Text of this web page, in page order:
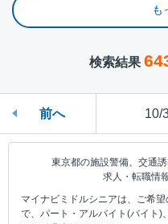
も
検索結果
前へ 10/
東京都の施設警備、交通
求人・転職情
マイナビミドルシニアは、ご希
で、パート・アルバイト(バイト)